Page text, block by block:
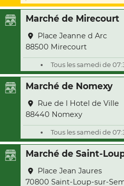
Marché de Mirecourt
Place Jeanne d Arc
88500 Mirecourt
Tous les samedi de
Marché de Nomexy
Rue de l Hotel de Ville
88440 Nomexy
Tous les samedi de
Marché de Saint-
Place Jean Jaures
70800 Saint-Loup-sur-